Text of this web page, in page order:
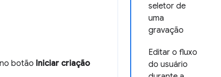
seletor de
uma
gravação
Editar o fluxo
do usuário
botão Iniciar criação